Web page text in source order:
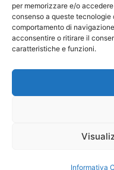
per memorizzare e/o
consenso a queste tecnologie
comportamento di
acconsentire o ritirare il
caratteristiche e funzioni.
Informativa
Copyright © 2026.